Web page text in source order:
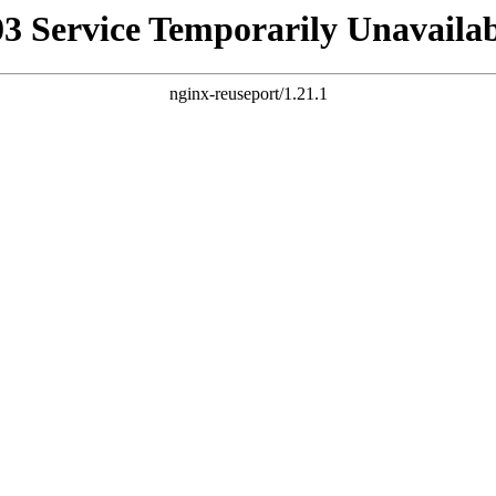
Service Temporarily
nginx-reuseport/1.21.1